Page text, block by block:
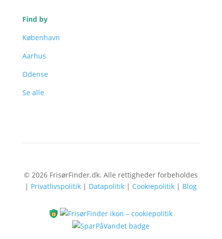
Find by
København
Aarhus
Odense
Se alle
© 2026 FrisørFinder.dk. Alle rettigheder forbeholdes
| Privatlivspolitik | Datapolitik | Cookiepolitik | Blog